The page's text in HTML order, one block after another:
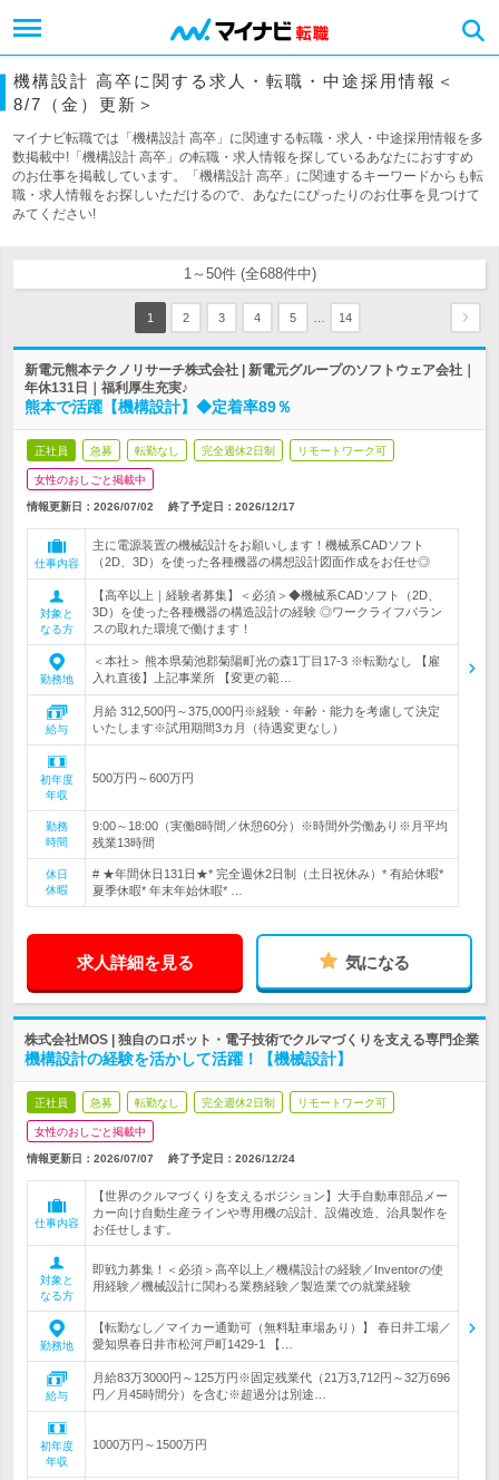
機構設計 高卒に関する求人・転職・中途採用情報＜
8/7（金）更新＞
マイナビ転職では「機構設計 高卒」に関連する転職・求人・中途採用情報を多
数掲載中!「機構設計 高卒」の転職・求人情報を探しているあなたにおすすめ
のお仕事を掲載しています。「機構設計 高卒」に関連するキーワードからも転
職・求人情報をお探しいただけるので、あなたにぴったりのお仕事を見つけて
みてください!
1～50件 (全688件中)
1 2 3 4 5 14
新電元熊本テクノリサーチ株式会社 | 新電元グループのソフトウェア会社｜
年休131日｜福利厚生充実♪
熊本で活躍【機構設計】◆定着率89％
正社員 急募 転勤なし 完全週休2日制 リモートワーク可
女性のおしごと掲載中
情報更新日：2026/07/02 終了予定日： 2026/12/17
仕事内容
主に電源装置の機械設計をお願いします！機械系CADソフト
（2D、3D）を使った各種機器の構想設計図面作成をお任せ◎
対象と
なる方
【高卒以上｜経験者募集】＜必須＞◆機械系CADソフト（2D、
3D）を使った各種機器の構造設計の経験 ◎ワークライフバラン
スの取れた環境で働けます！
勤務地
＜本社＞ 熊本県菊池郡菊陽町光の森1丁目17-3 ※転勤なし 【雇
入れ直後】上記事業所 【変更の範…
給与
月給 312,500円～375,000円※経験・年齢・能力を考慮して決定
いたします※試用期間3カ月（待遇変更なし）
初年度
年収
500万円～600万円
勤務
時間
9:00～18:00（実働8時間／休憩60分）※時間外労働あり※月平均
残業13時間
休日
休暇
# ★年間休日131日★* 完全週休2日制（土日祝休み）* 有給休暇*
夏季休暇* 年末年始休暇* …
求人詳細を見る 気になる
株式会社MOS | 独自のロボット・電子技術でクルマづくりを支える専門企業
機構設計の経験を活かして活躍！【機械設計】
正社員 急募 転勤なし 完全週休2日制 リモートワーク可
女性のおしごと掲載中
情報更新日：2026/07/07 終了予定日： 2026/12/24
仕事内容
【世界のクルマづくりを支えるポジション】大手自動車部品メー
カー向け自動生産ラインや専用機の設計、設備改造、治具製作を
お任せします。
対象と
なる方
即戦力募集！＜必須＞高卒以上／機構設計の経験／Inventorの使
用経験／機械設計に関わる業務経験／製造業での就業経験
勤務地
【転勤なし／マイカー通勤可（無料駐車場あり）】 春日井工場／
愛知県春日井市松河戸町1429-1 【…
給与
月給83万3000円～125万円※固定残業代（21万3,712円～32万696
円／月45時間分）を含む※超過分は別途…
初年度
年収
1000万円～1500万円